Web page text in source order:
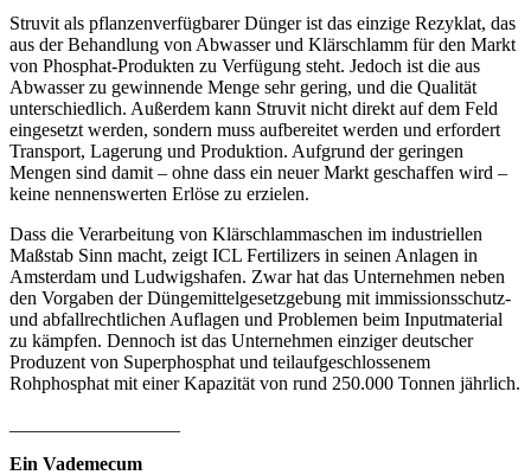
Struvit als pflanzenverfügbarer Dünger ist das einzige Rezyklat, das
aus der Behandlung von Abwasser und Klärschlamm für den Markt
von Phosphat-Produkten zu Verfügung steht. Jedoch ist die aus
Abwasser zu gewinnende Menge sehr gering, und die Qualität
unterschiedlich. Außerdem kann Struvit nicht direkt auf dem Feld
eingesetzt werden, sondern muss aufbereitet werden und erfordert
Transport, Lagerung und Produktion. Aufgrund der geringen
Mengen sind damit – ohne dass ein neuer Markt geschaffen wird –
keine nennenswerten Erlöse zu erzielen.
Dass die Verarbeitung von Klärschlammaschen im industriellen
Maßstab Sinn macht, zeigt ICL Fertilizers in seinen Anlagen in
Amsterdam und Ludwigshafen. Zwar hat das Unternehmen neben
den Vorgaben der Düngemittelgesetzgebung mit immissionsschutz-
und abfallrechtlichen Auflagen und Problemen beim Inputmaterial
zu kämpfen. Dennoch ist das Unternehmen einziger deutscher
Produzent von Superphosphat und teilaufgeschlossenem
Rohphosphat mit einer Kapazität von rund 250.000 Tonnen jährlich.
Ein Vademecum